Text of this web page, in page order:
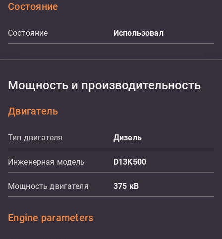
Состояние
Состояние Использовал
Мощность и производительность
Двигатель
Тип двигателя Дизель
Инженерная модель D13K500
Мощность двигателя 375 кВ
Engine parameters